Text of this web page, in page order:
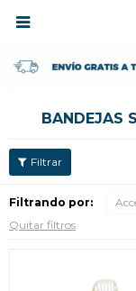

BANDEJAS
Filtrando por:
Quitar filtros